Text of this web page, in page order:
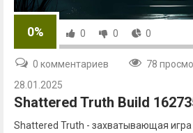
0% 0 0 0
0 комментариев
78
28.01.2025
Shattered Truth Build
Shattered Truth - захватывающая игра